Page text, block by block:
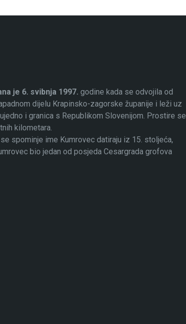
je 6. svibnja 1997. godine kada se odvojila od
dijelu Krapinsko-zagorske županije i leži uz
i granica s Republikom Slovenijom. Prostire se
kilometara.
spominje ime Kumrovec datiraju iz 15. stoljeća,
bio jedan od posjeda Cesargrada grofova